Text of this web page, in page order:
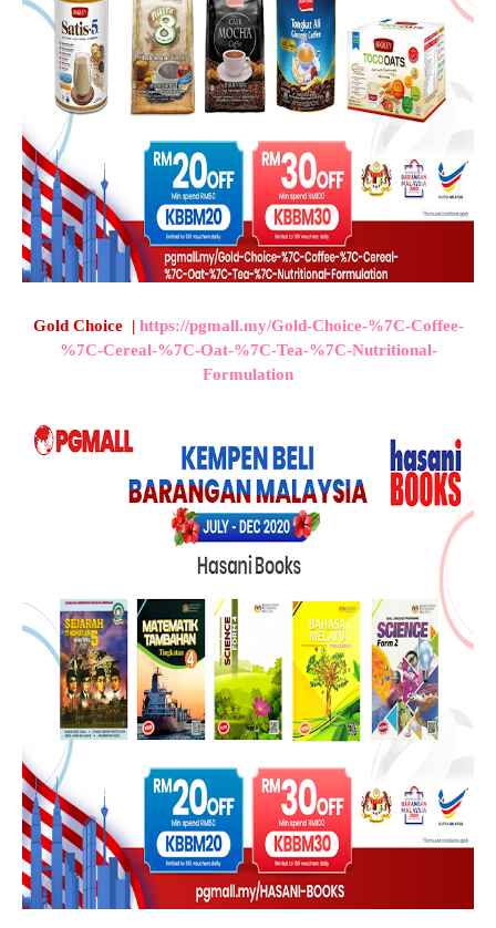
Gold Choice | https://pgmall.my/Gold-Choice-%7C-Coffee-
%7C-Cereal-%7C-Oat-%7C-Tea-%7C-Nutritional-
Formulation